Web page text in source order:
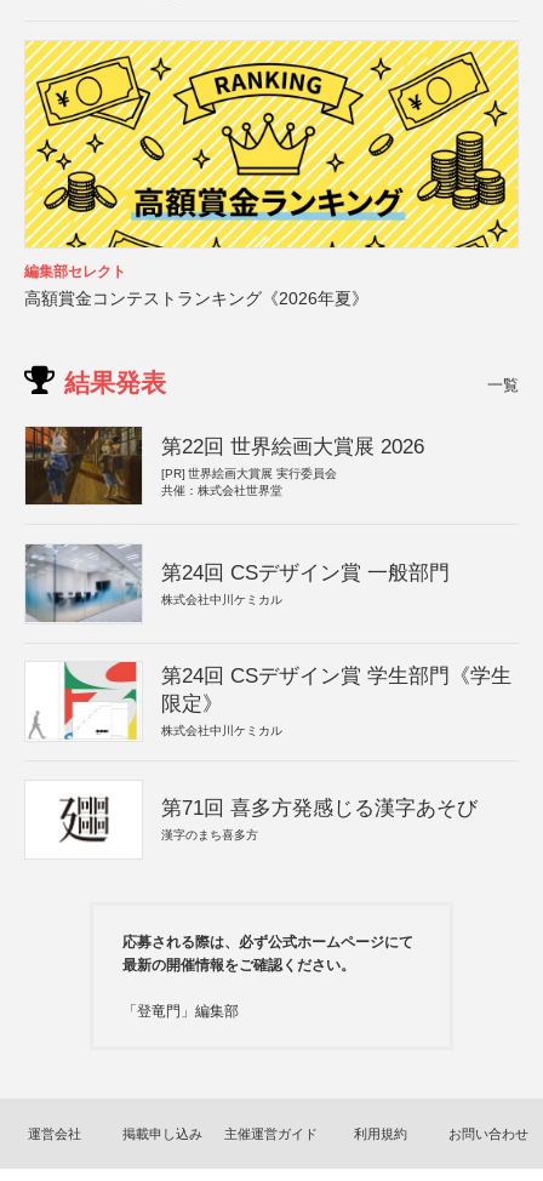
編集部セレクト
高額賞金コンテストランキング《2026年夏》
結果発表 一覧
第22回 世界絵画大賞展 2026
[PR] 世界絵画大賞展 実行委員会
共催：株式会社世界堂
第24回 CSデザイン賞 一般部門
株式会社中川ケミカル
第24回 CSデザイン賞 学生部門《学生
限定》
株式会社中川ケミカル
第71回 喜多方発感じる漢字あそび
漢字のまち喜多方
応募される際は、必ず公式ホームページにて
最新の開催情報をご確認ください。
「登竜門」編集部
運営会社 掲載申し込み 主催運営ガイド 利用規約 お問い合わせ